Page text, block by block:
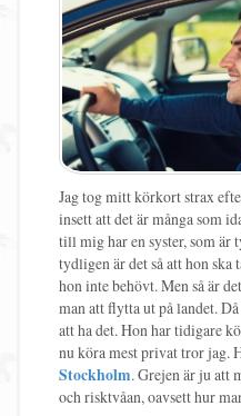
Jag tog mitt körkort strax
insett att det är många som
till mig har en syster, som är
tydligen är det så att hon
hon inte behövt. Men så är
man att flytta ut på landet.
att ha det. Hon har tidigare
nu köra mest privat tror jag.
Stockholm. Grejen är ju att
och risktvåan, oavsett hur